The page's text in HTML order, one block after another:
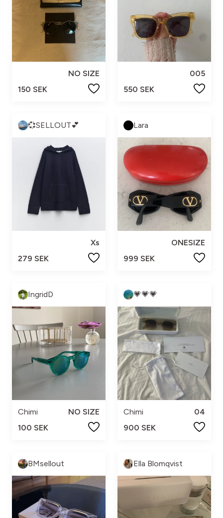
NO SIZE
150 SEK
005
550 SEK
💞SELLOUT💕
Xs
279 SEK
Lara
ONESIZE
999 SEK
IngridD
Chimi
NO SIZE
100 SEK
💗💗💗
Chimi
04
900 SEK
BMsellout Ella Blomqvist